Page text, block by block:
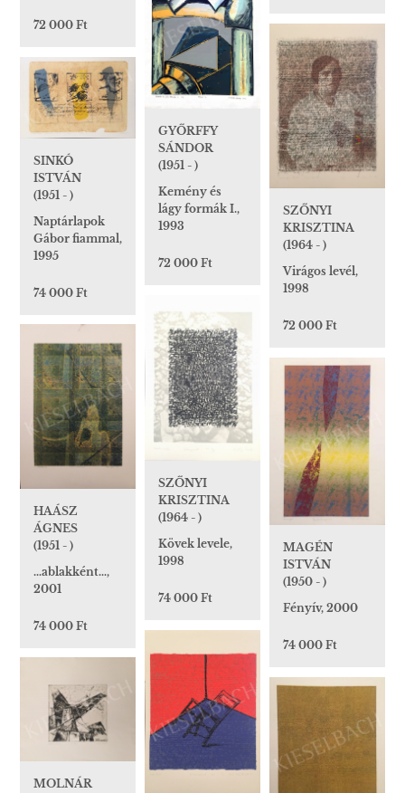
72 000 Ft
GYŐRFFY
SÁNDOR
(1951 - )
Kemény és
lágy formák I.,
1993
72 000 Ft
SZŐNYI
KRISZTINA
(1964 - )
Virágos levél,
1998
72 000 Ft
SINKÓ
ISTVÁN
(1951 - )
Naptárlapok
Gábor fiammal,
1995
74 000 Ft
SZŐNYI
KRISZTINA
(1964 - )
Kövek levele,
1998
74 000 Ft
HAÁSZ
ÁGNES
(1951 - )
…ablakként…,
2001
74 000 Ft
MAGÉN
ISTVÁN
(1950 - )
Fényív, 2000
74 000 Ft
MOLNÁR